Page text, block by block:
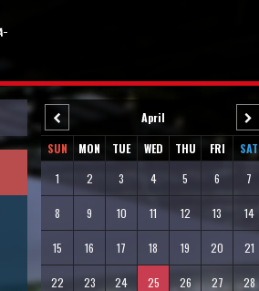
April
SUN
MON TUE WED THU FRI
SAT
1
2 3 4 5 6 7
8 9 10 11 12 13 14
15 16 17 18 19 20 21
22 23 24 25 26 27 28